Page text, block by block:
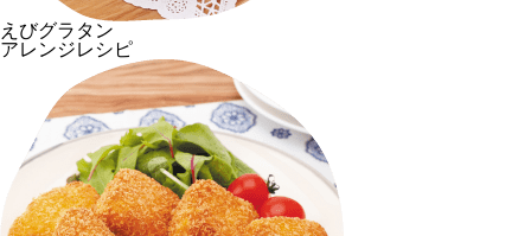
えびグラタン
アレンジレシピ